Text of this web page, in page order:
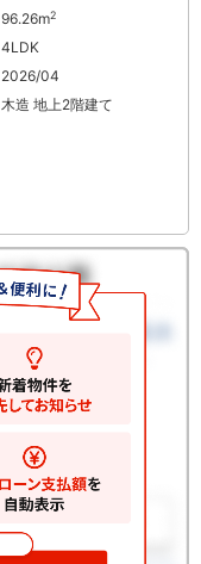
96.26m2
4LDK
2026/04
木造 地上2階建て